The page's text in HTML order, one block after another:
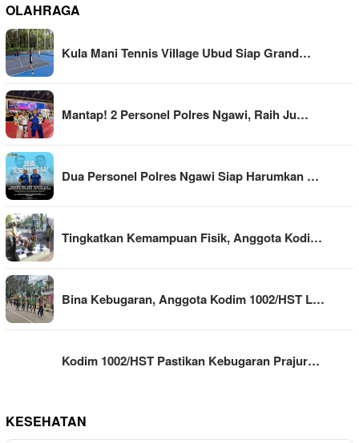
OLAHRAGA
Kula Mani Tennis Village Ubud Siap Grand…
Mantap! 2 Personel Polres Ngawi, Raih Ju…
Dua Personel Polres Ngawi Siap Harumkan …
Tingkatkan Kemampuan Fisik, Anggota Kodi…
Bina Kebugaran, Anggota Kodim 1002/HST L…
Kodim 1002/HST Pastikan Kebugaran Prajur…
KESEHATAN